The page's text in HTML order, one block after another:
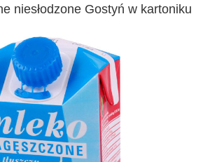
niesłodzone Gostyń w kartoniku